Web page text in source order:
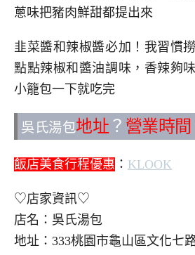
蔥味把豬肉鮮甜都提出來
韭菜醬和辣椒醬必加！我習慣
點點辣椒和醬油調味，香辣夠
小籠包一下就吃完
吳氏湯包地址 ？ 營業時間
飯店美食行程優惠 ： KLOOK
♡店家資訊♡
店名：吳氏湯包
地址：333桃園市龜山區文化七